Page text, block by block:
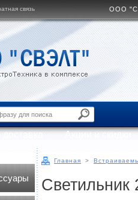
связь ООО
Акции и скидки
Главная >
Светильник